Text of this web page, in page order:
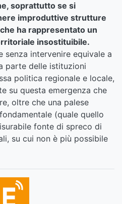
soprattutto se si
improduttive strutture
ha rappresentato un
insostituibile.
senza intervenire equivale a
parte delle istituzioni
politica regionale e locale,
su questa emergenza che
oltre che una palese
(quale quello
fonte di spreco di
su cui non è più possibile